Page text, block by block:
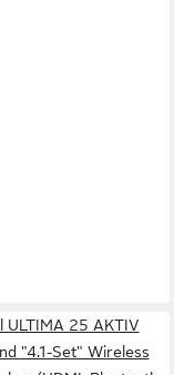
ULTIMA 25 AKTIV
"4.1-Set" Wireless